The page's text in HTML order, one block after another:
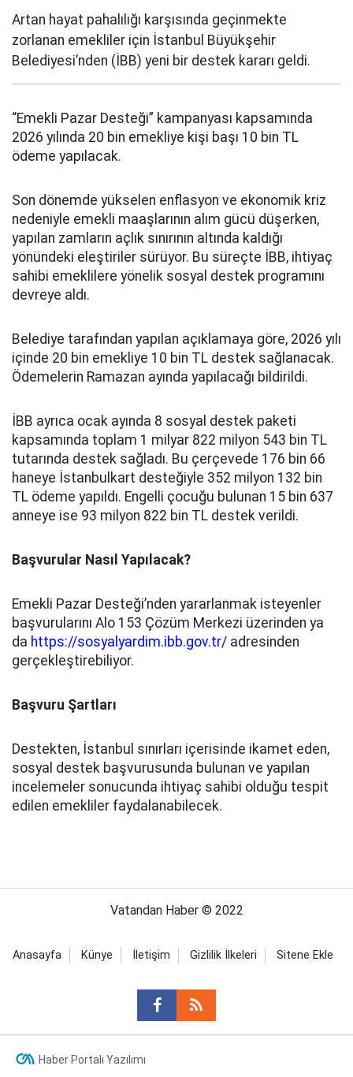
Artan hayat pahalılığı karşısında geçinmekte
zorlanan emekliler için İstanbul Büyükşehir
Belediyesi’nden (İBB) yeni bir destek kararı geldi.
“Emekli Pazar Desteği” kampanyası kapsamında
2026 yılında 20 bin emekliye kişi başı 10 bin TL
ödeme yapılacak.
Son dönemde yükselen enflasyon ve ekonomik kriz
nedeniyle emekli maaşlarının alım gücü düşerken,
yapılan zamların açlık sınırının altında kaldığı
yönündeki eleştiriler sürüyor. Bu süreçte İBB, ihtiyaç
sahibi emeklilere yönelik sosyal destek programını
devreye aldı.
Belediye tarafından yapılan açıklamaya göre, 2026 yılı
içinde 20 bin emekliye 10 bin TL destek sağlanacak.
Ödemelerin Ramazan ayında yapılacağı bildirildi.
İBB ayrıca ocak ayında 8 sosyal destek paketi
kapsamında toplam 1 milyar 822 milyon 543 bin TL
tutarında destek sağladı. Bu çerçevede 176 bin 66
haneye İstanbulkart desteğiyle 352 milyon 132 bin
TL ödeme yapıldı. Engelli çocuğu bulunan 15 bin 637
anneye ise 93 milyon 822 bin TL destek verildi.
Başvurular Nasıl Yapılacak?
Emekli Pazar Desteği’nden yararlanmak isteyenler
başvurularını Alo 153 Çözüm Merkezi üzerinden ya
da https://sosyalyardim.ibb.gov.tr/ adresinden
gerçekleştirebiliyor.
Başvuru Şartları
Destekten, İstanbul sınırları içerisinde ikamet eden,
sosyal destek başvurusunda bulunan ve yapılan
incelemeler sonucunda ihtiyaç sahibi olduğu tespit
edilen emekliler faydalanabilecek.
Vatandan Haber © 2022
Anasayfa Künye İletişim Gizlilik İlkeleri Sitene Ekle
Haber Portalı Yazılımı